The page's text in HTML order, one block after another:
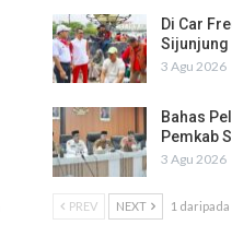
Di Car
3 Agu 2026
Bahas
Pemkab
3 Agu 2026
PREV NEXT 1 daripada